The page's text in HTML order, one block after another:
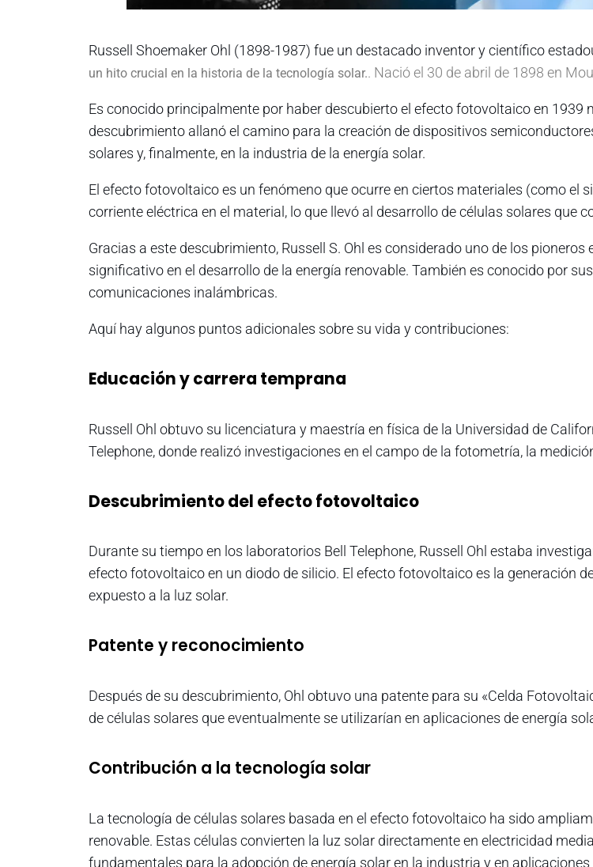
Russell Shoemaker Ohl (1898-1987) fue un destacado inventor y científico
un hito crucial en la historia de la tecnología solar.. Nació el 30 de abril de 1898 en
Es conocido principalmente por haber descubierto el efecto fotovoltaico en
descubrimiento allanó el camino para la creación de dispositivos
solares y, finalmente, en la industria de la energía solar.
El efecto fotovoltaico es un fenómeno que ocurre en ciertos materiales (como el
corriente eléctrica en el material, lo que llevó al desarrollo de células solares que
Gracias a este descubrimiento, Russell S. Ohl es considerado uno de los
significativo en el desarrollo de la energía renovable. También es conocido por
comunicaciones inalámbricas.
Aquí hay algunos puntos adicionales sobre su vida y contribuciones:
Educación y carrera temprana
Russell Ohl obtuvo su licenciatura y maestría en física de la Universidad de
Telephone, donde realizó investigaciones en el campo de la fotometría, la
Descubrimiento del efecto fotovoltaico
Durante su tiempo en los laboratorios Bell Telephone, Russell Ohl estaba
efecto fotovoltaico en un diodo de silicio. El efecto fotovoltaico es la generación
expuesto a la luz solar.
Patente y reconocimiento
Después de su descubrimiento, Ohl obtuvo una patente para su «Celda
de células solares que eventualmente se utilizarían en aplicaciones de energía
Contribución a la tecnología solar
La tecnología de células solares basada en el efecto fotovoltaico ha sido
renovable. Estas células convierten la luz solar directamente en electricidad
fundamentales para la adopción de energía solar en la industria y en aplicaciones